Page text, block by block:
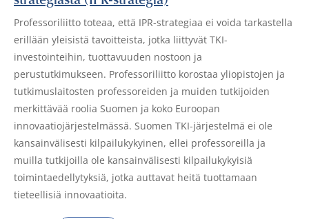
Professoriliitto toteaa, että IPR-strategiaa ei voida tarkastella
erillään yleisistä tavoitteista, jotka liittyvät TKI-
investointeihin, tuottavuuden nostoon ja
perustutkimukseen. Professoriliitto korostaa yliopistojen ja
tutkimuslaitosten professoreiden ja muiden tutkijoiden
merkittävää roolia Suomen ja koko Euroopan
innovaatiojärjestelmässä. Suomen TKI-järjestelmä ei ole
kansainvälisesti kilpailukykyinen, ellei professoreilla ja
muilla tutkijoilla ole kansainvälisesti kilpailukykyisiä
toimintaedellytyksiä, jotka auttavat heitä tuottamaan
tieteellisiä innovaatioita.